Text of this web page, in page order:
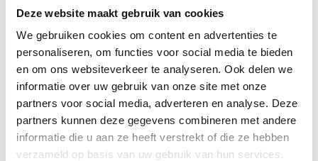
Deze website maakt gebruik van cookies
We gebruiken cookies om content en advertenties te
personaliseren, om functies voor social media te bieden
en om ons websiteverkeer te analyseren. Ook delen we
informatie over uw gebruik van onze site met onze
partners voor social media, adverteren en analyse. Deze
partners kunnen deze gegevens combineren met andere
informatie die u aan ze heeft verstrekt of die ze hebben
verzameld op basis van uw gebruik van hun services.
Checklist
Vertrek met tenen achter de nullijn.
Landen in evenwicht.
2 pogingen.
Poging met evenwichtsverlies naar achter toe moet
opnieuw gedaan worden. Deze poging telt niet mee.